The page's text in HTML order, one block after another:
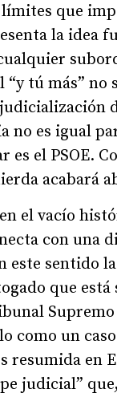
que
la idea
tú más”
es igual
es el PSOE.
acabará
el vacío
con una
este sentido
que
como un
en
judicial”